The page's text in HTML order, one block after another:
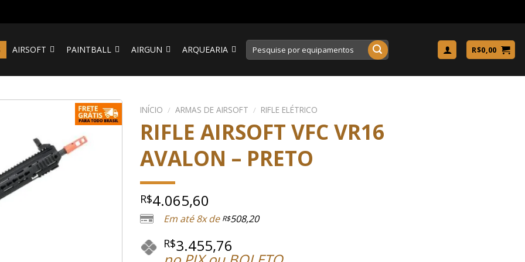
AIRSOFT PAINTBALL AIRGUN ARQUEARIA
Pesquisar
por:
R$0,00
INÍCIO / ARMAS DE AIRSOFT / RIFLE ELÉTRICO
RIFLE AIRSOFT VFC VR16
AVALON – PRETO
R$4.065,60
Em até 8x de R$508,20
R$3.455,76